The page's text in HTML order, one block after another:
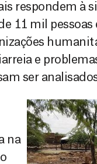
respondem à
11 mil
e
ser
na